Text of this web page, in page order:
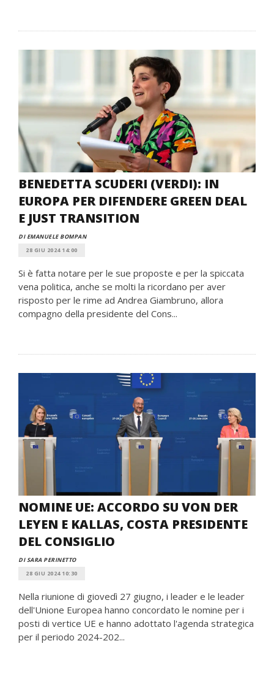
BENEDETTA SCUDERI (VERDI): IN
EUROPA PER DIFENDERE GREEN DEAL
E JUST TRANSITION
DI EMANUELE BOMPAN
28 GIU 2024 14:00
Si è fatta notare per le sue proposte e per la spiccata
vena politica, anche se molti la ricordano per aver
risposto per le rime ad Andrea Giambruno, allora
compagno della presidente del Cons...
NOMINE UE: ACCORDO SU VON DER
LEYEN E KALLAS, COSTA PRESIDENTE
DEL CONSIGLIO
DI SARA PERINETTO
28 GIU 2024 10:30
Nella riunione di giovedì 27 giugno, i leader e le leader
dell'Unione Europea hanno concordato le nomine per i
posti di vertice UE e hanno adottato l'agenda strategica
per il periodo 2024-202...